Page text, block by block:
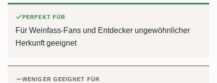
PERFEKT FÜR
Für Weinfass-Fans und Entdecker ungewöhnlicher
Herkunft geeignet
WENIGER GEEIGNET FÜR